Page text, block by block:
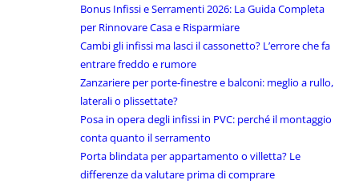
Bonus Infissi e Serramenti 2026: La Guida Completa
per Rinnovare Casa e Risparmiare
Cambi gli infissi ma lasci il cassonetto? L’errore che fa
entrare freddo e rumore
Zanzariere per porte-finestre e balconi: meglio a rullo,
laterali o plissettate?
Posa in opera degli infissi in PVC: perché il montaggio
conta quanto il serramento
Porta blindata per appartamento o villetta? Le
differenze da valutare prima di comprare